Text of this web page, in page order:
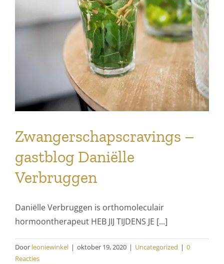
Zwangerschapscravings –
gastblog Daniëlle
Verbruggen
Daniëlle Verbruggen is orthomoleculair
hormoontherapeut HEB JIJ TIJDENS JE [...]
Door leoniewinkel | oktober 19, 2020 | Uncategorized | 0
Reacties